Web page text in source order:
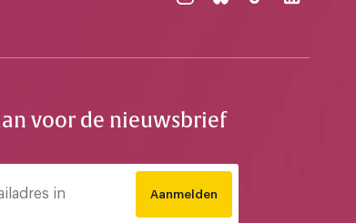
voor de nieuwsbrief
Aanmelden